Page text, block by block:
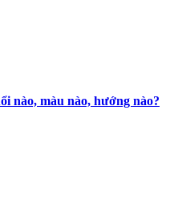
nào, màu nào, hướng nào?